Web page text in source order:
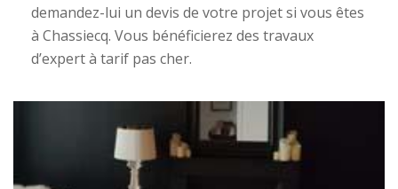
demandez-lui un devis de votre projet si vous êtes
à Chassiecq. Vous bénéficierez des travaux
d’expert à tarif pas cher.